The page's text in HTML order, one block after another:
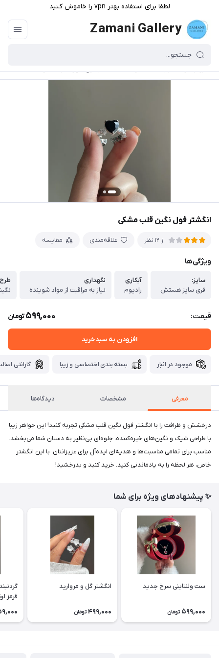
لطفا برای استفاده بهتر vpn را خاموش کنید
Zamani Gallery
انگشتر فول نگین قلب مشکی
از 12 نظر علاقه‌مندی مقایسه
ویژگی‌ها
سایز:
فری سایز هستش
آبکاری
رادیوم
نگهداری
نیاز به مراقبت از مواد شوینده
طرح
قیمت: 599,000تومان
افزودن به سبدخرید
موجود در انبار بسته بندی اختصاصی و زیبا گارانتی
معرفی مشخصات دیدگاه‌ها
درخشش و ظرافت را با انگشتر فول نگین قلب مشکی تجربه کنید! این جواهر زیبا
با طراحی شیک و نگین‌های خیره‌کننده، جلوه‌ای بی‌نظیر به دستان شما می‌بخشد.
مناسب برای تمامی مناسبت‌ها و هدیه‌ای ایده‌آل برای عزیزانتان. با این انگشتر
خاص، هر لحظه را به یادماندنی کنید. خرید کنید و بدرخشید!
✨ پیشنهادهای ویژه برای شما
ست ولنتاینی سرخ جدید
599,000 تومان
انگشتر گل و مروارید
499,000 تومان
قرمز